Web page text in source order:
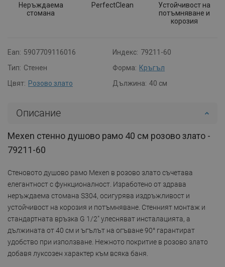
Неръждаема
стомана
PerfectClean
Устойчивост на
потъмняване и
корозия
Ean: 5907709116016 Индекс: 79211-60
Тип: Стенен Форма: Кръгъл
Цвят: Розово злато Дължина: 40 см
Описание
Mexen стенно душово рамо 40 см розово злато -
79211-60
Стеновото душово рамо Mexen в розово злато съчетава
елегантност с функционалност. Изработено от здрава
неръждаема стомана S304, осигурява издръжливост и
устойчивост на корозия и потъмняване. Стенният монтаж и
стандартната връзка G 1/2" улесняват инсталацията, а
дължината от 40 см и ъгълът на огъване 90° гарантират
удобство при използване. Нежното покритие в розово злато
добавя луксозен характер към всяка баня.